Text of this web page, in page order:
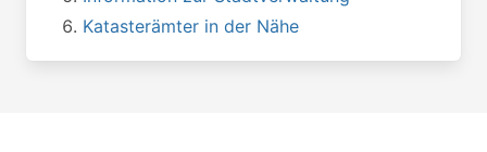
Katasterämter in der Nähe